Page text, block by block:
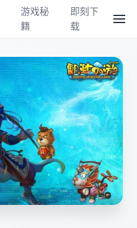
游戏秘
籍
即刻下
载